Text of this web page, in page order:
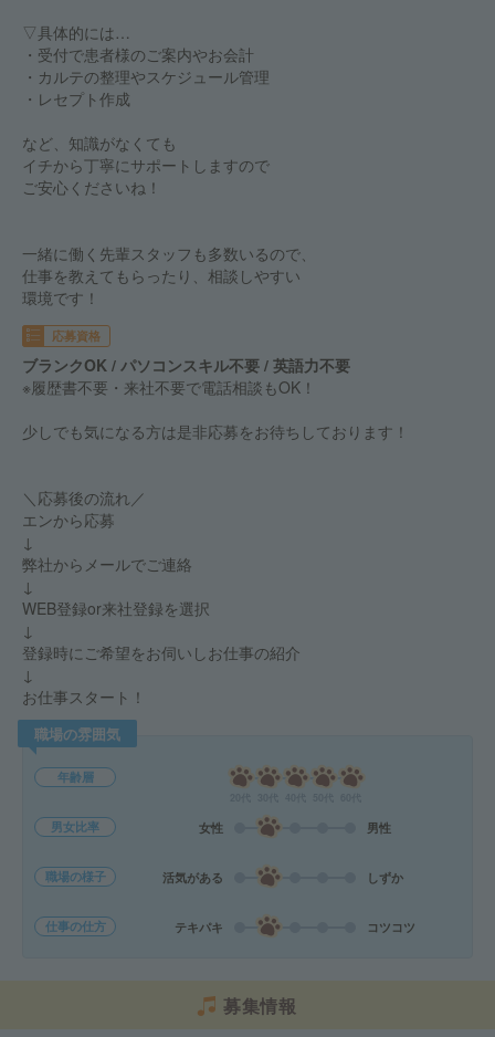
▽具体的には…
・受付で患者様のご案内やお会計
・カルテの整理やスケジュール管理
・レセプト作成
など、知識がなくても
イチから丁寧にサポートしますので
ご安心くださいね！
一緒に働く先輩スタッフも多数いるので、
仕事を教えてもらったり、相談しやすい
環境です！
応募資格
ブランクOK / パソコンスキル不要 / 英語力不要
※履歴書不要・来社不要で電話相談もOK！
少しでも気になる方は是非応募をお待ちしております！
＼応募後の流れ／
エンから応募
↓
弊社からメールでご連絡
↓
WEB登録or来社登録を選択
↓
登録時にご希望をお伺いしお仕事の紹介
↓
お仕事スタート！
職場の雰囲気
年齢層
男女比率 女性 男性
職場の様子 活気がある しずか
仕事の仕方 テキパキ コツコツ
募集情報